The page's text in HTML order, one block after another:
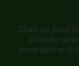
Staň se
přírodu
(newsletteru)